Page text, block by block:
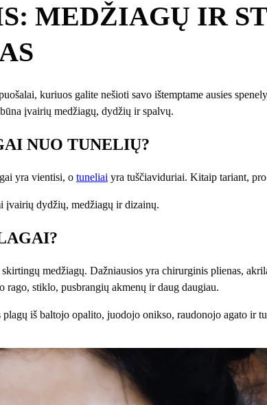
MEDŽIAGŲ IR
kuriuos galite nešioti savo ištemptame ausies
įvairių medžiagų, dydžių ir spalvų.
NUO TUNELIŲ?
yra vientisi, o tuneliai yra tuščiaviduriai. Kitaip tariant,
įvairių dydžių, medžiagų ir dizainų.
medžiagų. Dažniausios yra chirurginis plienas,
rago, stiklo, pusbrangių akmenų ir daug daugiau.
iš baltojo opalito, juodojo onikso, raudonojo agato ir